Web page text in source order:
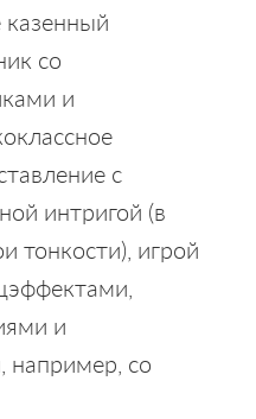
со
и
с
интригой (в
тонкости), игрой
и
со